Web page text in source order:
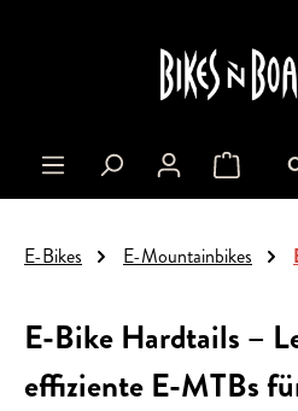
E-Bikes E-Mountainbikes
E-Bike Hardtails –
effiziente E-MTBs